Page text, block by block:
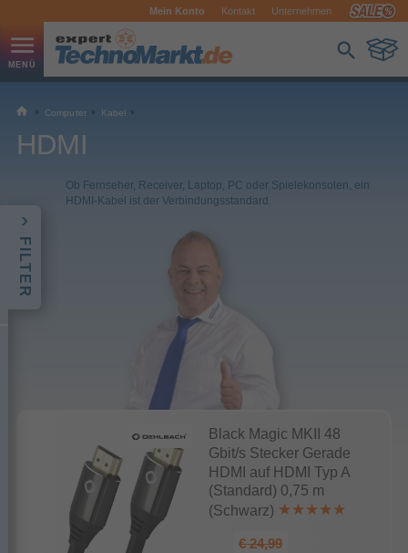
Mein Konto Kontakt Unternehmen
FILTER
Computer Kabel
HDMI
Ob Fernseher, Receiver, Laptop, PC oder Spielekonsolen, ein
HDMI-Kabel ist der Verbindungsstandard.
Black Magic MKII 48
Gbit/s Stecker Gerade
HDMI auf HDMI Typ A
(Standard) 0,75 m
(Schwarz)
€ 24,99